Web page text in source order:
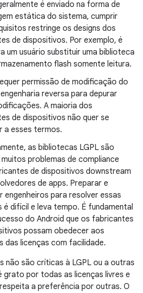
é enviado na forma de
estática do sistema, cumprir
restringe os designs dos
de dispositivos. Por exemplo, é
um usuário substituir uma biblioteca
flash somente leitura.
permissão de modificação do
reversa para depurar
A maioria dos
de dispositivos não quer se
a esses termos.
as bibliotecas LGPL são
problemas de compliance
de dispositivos downstream
de apps. Preparar e
engenheiros para resolver essas
é difícil e leva tempo. É fundamental
do Android que os fabricantes
possam obedecer aos
das licenças com facilidade.
não são críticas à LGPL ou a outras
grato por todas as licenças livres e
a preferência por outras. O